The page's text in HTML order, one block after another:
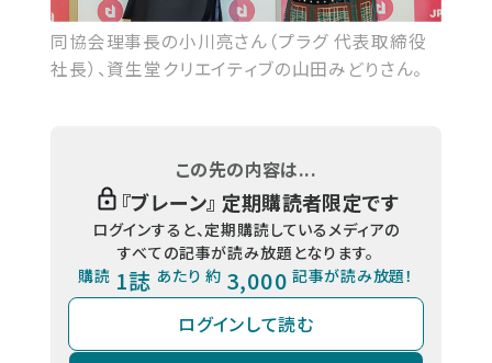
同協会理事長の小川亮さん（プラグ 代表取締役
社長）、資生堂クリエイティブの山田みどりさん。
この先の内容は...
『ブレーン』 定期購読者限定です
ログインすると、定期購読しているメディアの
すべての記事が読み放題となります。
購読 1誌 あたり 約 3,000 記事が読み放題！
ログインして読む